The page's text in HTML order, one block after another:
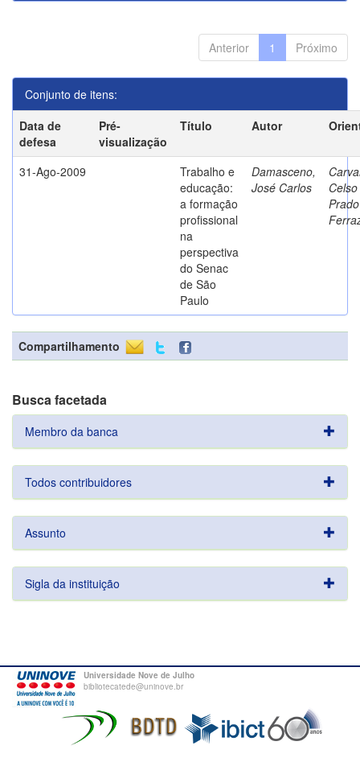
Anterior 1 Próximo
Conjunto de itens:
Data de
defesa
Pré-
visualização
Título Autor
31-Ago-2009
Trabalho e
educação:
a formação
profissional
na
perspectiva
do Senac
de São
Paulo
Damasceno,
José Carlos
Prado
Compartilhamento
Busca facetada
Membro da banca
Todos contribuidores
Assunto
Sigla da instituição
Universidade Nove de Julho
bibliotecatede@uninove.br